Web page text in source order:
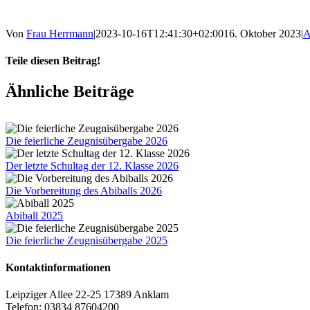
Von Frau Herrmann|2023-10-16T12:41:30+02:0016. Oktober 2023|
Teile diesen Beitrag!
Facebook
X
Tumblr
Pinterest
E-
Mail
Ähnliche Beiträge
Die feierliche Zeugnisübergabe 2026
Der letzte Schultag der 12. Klasse 2026
Die Vorbereitung des Abiballs 2026
Abiball 2025
Die feierliche Zeugnisübergabe 2025
Kontaktinformationen
Leipziger Allee 22-25 17389 Anklam
Telefon: 03834 87604200